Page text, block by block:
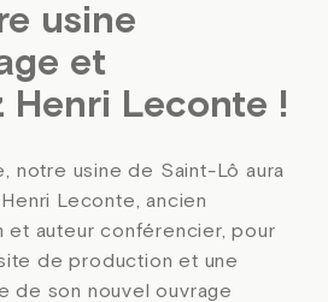
usine
et
Henri Leconte !
notre usine de Saint-Lô aura
Leconte, ancien
et auteur conférencier, pour
de production et une
de son nouvel ouvrage